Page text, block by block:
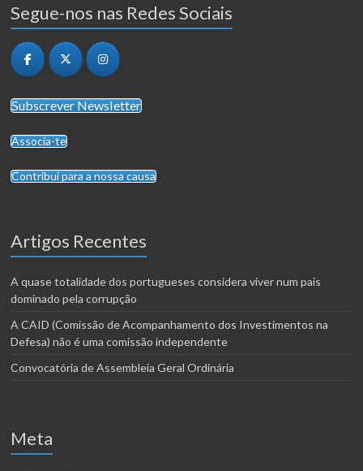
Segue-nos nas Redes Sociais
Subscrever Newsletter
Associa-te
Contribui para a nossa causa
Artigos Recentes
A quase totalidade dos portugueses considera viver num país
dominado pela corrupção
A CAID (Comissão de Acompanhamento dos Investimentos na
Defesa) não é uma comissão independente
Convocatória de Assembleia Geral Ordinária
Meta